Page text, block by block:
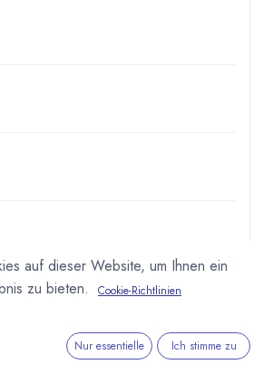
auf dieser Website, um Ihnen ein
zu bieten.
Cookie-Richtlinien
Nur essentielle Ich stimme zu